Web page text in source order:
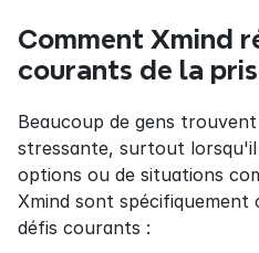
Comment Xmind
courants de la
Beaucoup de gens
stressante, surtout
options ou de situations
Xmind sont
défis courants :